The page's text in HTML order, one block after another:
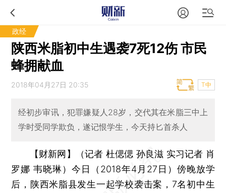
政经
陕西米脂初中生遇袭7死12伤 市民
蜂拥献血
2018年04月27日 20:35 T中
经初步审讯，犯罪嫌疑人28岁，交代其在米脂三中上
学时受同学欺负，遂记恨学生，今天持匕首杀人
【财新网】（记者 杜偲偲 孙良滋 实习记者 肖
罗娜 韦晓琳）今日（2018年4月27日）傍晚放学
后，陕西米脂县发生一起学校袭击案，7名初中生